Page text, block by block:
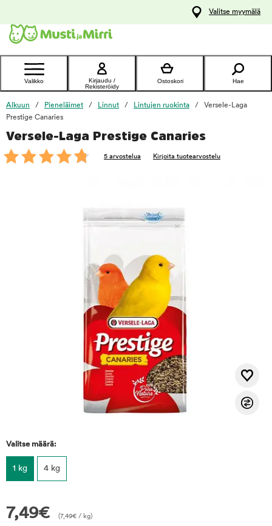
Ota yhteyttä
asiakaspalveluun
Valitse myymälä
Valikko
Kirjaudu /
Rekisteröidy
Ostoskori Hae
Alkuun Pieneläimet Linnut Lintujen ruokinta
Versele-Laga
Prestige Canaries
Versele-Laga Prestige Canaries
5 arvostelua Kirjoita tuotearvostelu
Valitse määrä:
1 kg 4 kg
7,49€ (7,49€ / kg)
foo